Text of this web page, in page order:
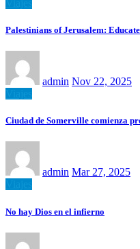
Palestinians of Jerusalem:
admin Nov 22, 2025
Ciudad de Somerville comienza
admin Mar 27, 2025
No hay Dios en el infierno